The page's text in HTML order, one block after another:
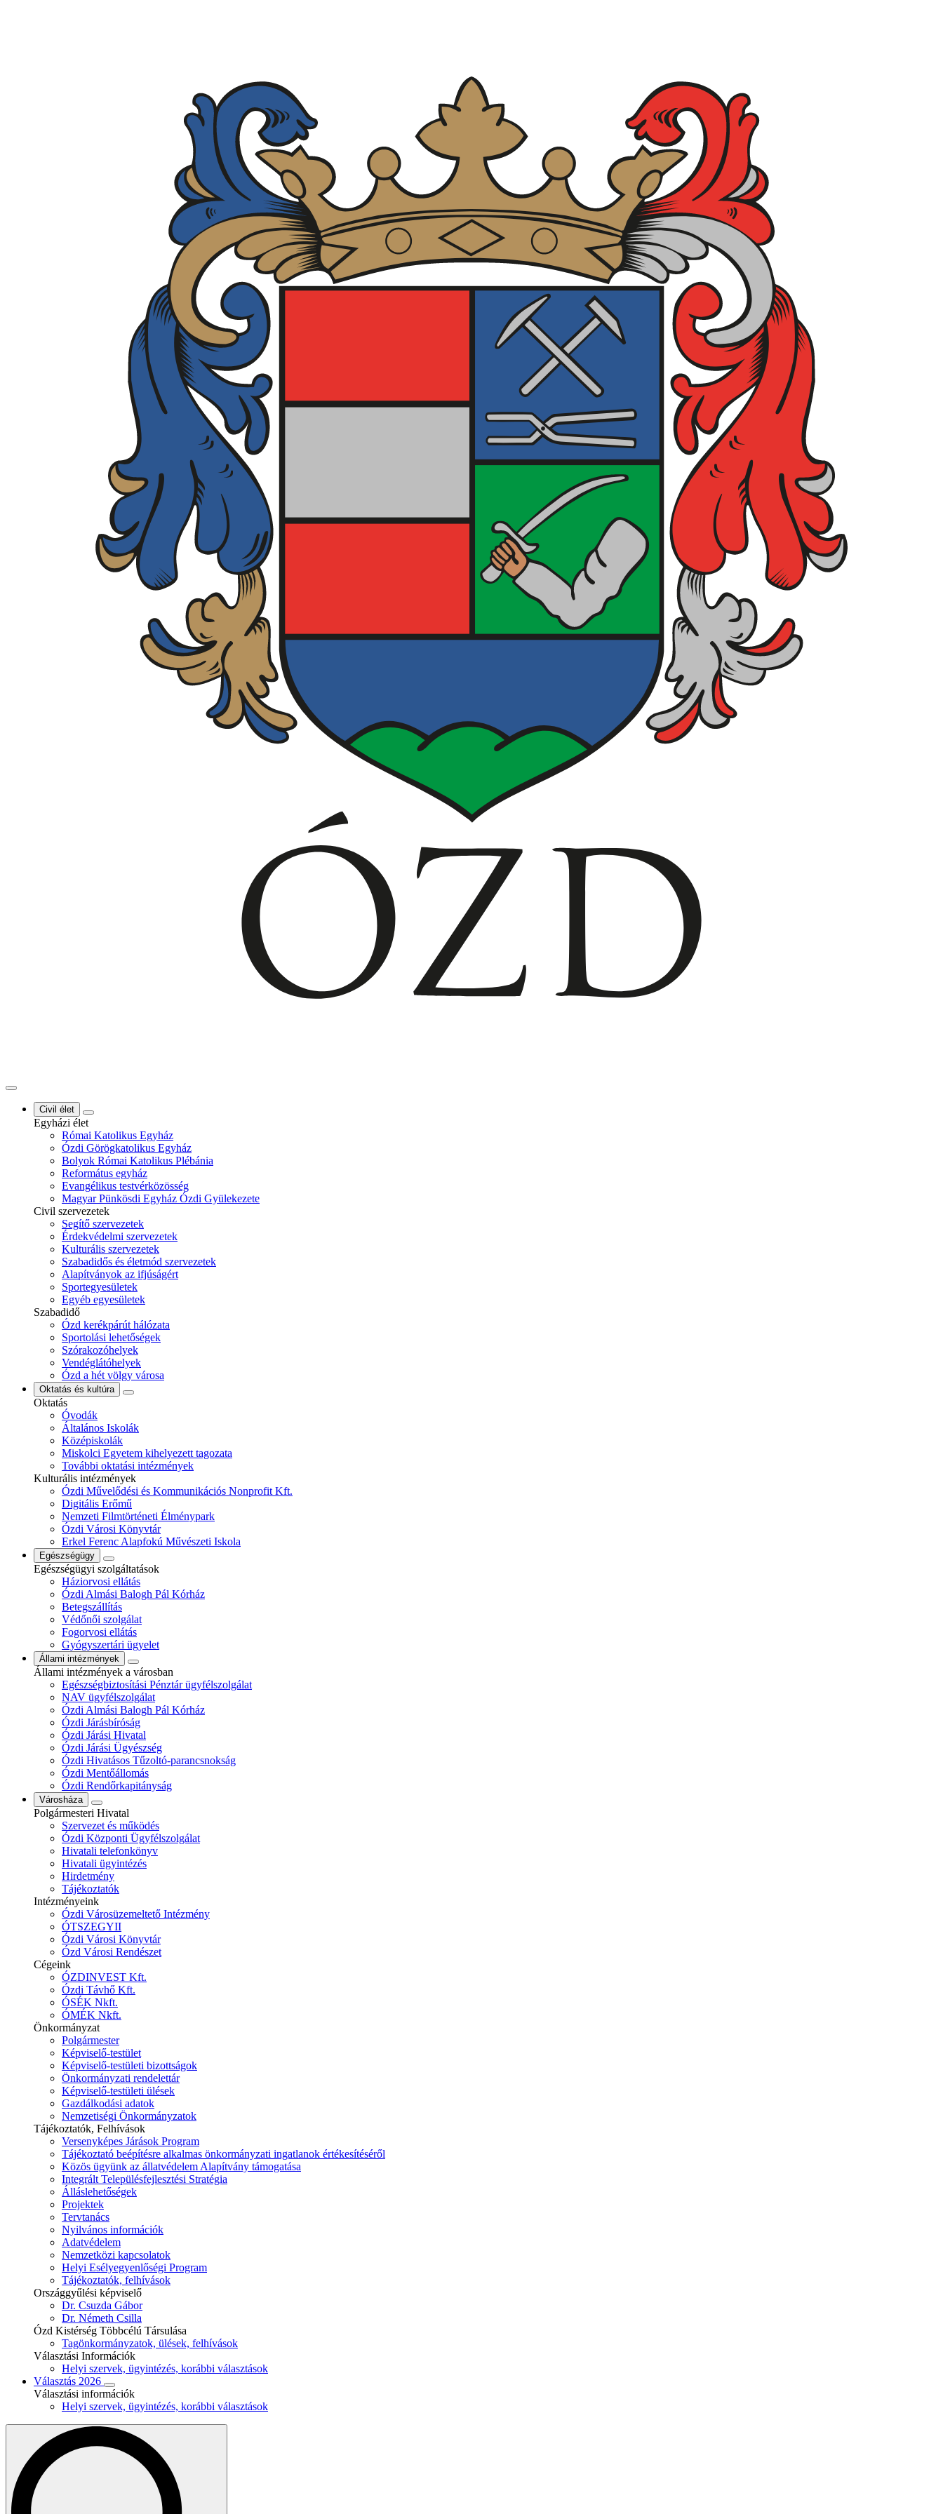
Civil élet
Egyházi élet
Római Katolikus Egyház
Ózdi Görögkatolikus Egyház
Bolyok Római Katolikus Plébánia
Református egyház
Evangélikus testvérközösség
Magyar Pünkösdi Egyház Ózdi Gyülekezete
Civil szervezetek
Segítő szervezetek
Érdekvédelmi szervezetek
Kulturális szervezetek
Szabadidős és életmód szervezetek
Alapítványok az ifjúságért
Sportegyesületek
Egyéb egyesületek
Szabadidő
Ózd kerékpárút hálózata
Sportolási lehetőségek
Szórakozóhelyek
Vendéglátóhelyek
Ózd a hét völgy városa
Oktatás és kultúra
Oktatás
Óvodák
Általános Iskolák
Középiskolák
Miskolci Egyetem kihelyezett tagozata
További oktatási intézmények
Kulturális intézmények
Ózdi Művelődési és Kommunikációs Nonprofit Kft.
Digitális Erőmű
Nemzeti Filmtörténeti Élménypark
Ózdi Városi Könyvtár
Erkel Ferenc Alapfokú Művészeti Iskola
Egészségügy
Egészségügyi szolgáltatások
Háziorvosi ellátás
Ózdi Almási Balogh Pál Kórház
Betegszállítás
Védőnői szolgálat
Fogorvosi ellátás
Gyógyszertári ügyelet
Állami intézmények
Állami intézmények a városban
Egészségbiztosítási Pénztár ügyfélszolgálat
NAV ügyfélszolgálat
Ózdi Almási Balogh Pál Kórház
Ózdi Járásbíróság
Ózdi Járási Hivatal
Ózdi Járási Ügyészség
Ózdi Hivatásos Tűzoltó-parancsnokság
Ózdi Mentőállomás
Ózdi Rendőrkapitányság
Városháza
Polgármesteri Hivatal
Szervezet és működés
Ózdi Központi Ügyfélszolgálat
Hivatali telefonkönyv
Hivatali ügyintézés
Hirdetmény
Tájékoztatók
Intézményeink
Ózdi Városüzemeltető Intézmény
ÓTSZEGYII
Ózdi Városi Könyvtár
Ózd Városi Rendészet
Cégeink
ÓZDINVEST Kft.
Ózdi Távhő Kft.
ÓSÉK Nkft.
ÓMÉK Nkft.
Önkormányzat
Polgármester
Képviselő-testület
Képviselő-testületi bizottságok
Önkormányzati rendelettár
Képviselő-testületi ülések
Gazdálkodási adatok
Nemzetiségi Önkormányzatok
Tájékoztatók, Felhívások
Versenyképes Járások Program
Tájékoztató beépítésre alkalmas önkormányzati ingatlanok értékesítéséről
Közös ügyünk az állatvédelem Alapítvány támogatása
Integrált Településfejlesztési Stratégia
Álláslehetőségek
Projektek
Tervtanács
Nyilvános információk
Adatvédelem
Nemzetközi kapcsolatok
Helyi Esélyegyenlőségi Program
Tájékoztatók, felhívások
Országgyűlési képviselő
Dr. Csuzda Gábor
Dr. Németh Csilla
Ózd Kistérség Többcélú Társulása
Tagönkormányzatok, ülések, felhívások
Választási Információk
Helyi szervek, ügyintézés, korábbi választások
Választás 2026
Választási információk
Helyi szervek, ügyintézés, korábbi választások